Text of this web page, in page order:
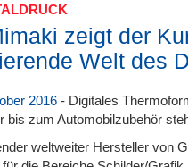
zeigt der
Welt des
2016 - Digitales
bis zum Automobilzubehör
weltweiter Hersteller von